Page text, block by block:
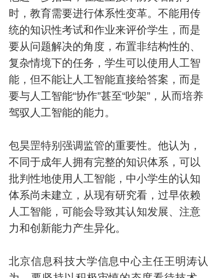
时，教育需要进行体系性变革。不能用传
统的知识性考试和作业来评价学生，而是
要从问题解决的角度，布置非结构性的、
复杂情境下的任务，学生可以使用人工智
能，但不能让人工智能直接给答案，而是
要与人工智能“协作”甚至“吵架”，从而培养
驾驭人工智能的能力。
包昊罡特别强调监管的重要性。他认为，
不同于成年人拥有完整的知识体系，可以
批判性地使用人工智能，中小学生的认知
体系尚未建立，从现有研究看，过早依赖
人工智能，可能会导致其认知发展、注意
力和创新能力产生异化。
北京信息科技大学信息中心主任王明涛认